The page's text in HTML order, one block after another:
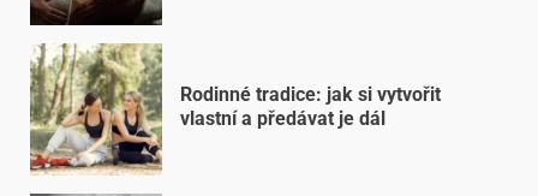
Rodinné tradice: jak si vytvořit
vlastní a předávat je dál